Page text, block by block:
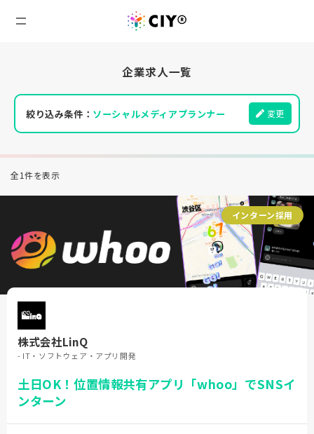
企業求人一覧
絞り込み条件： ソーシャルメディアプランナー 変更
全1件を表示
インターン採用
株式会社LinQ
- IT・ソフトウェア・アプリ開発
土日OK！位置情報共有アプリ「whoo」でSNSイ
ンターン